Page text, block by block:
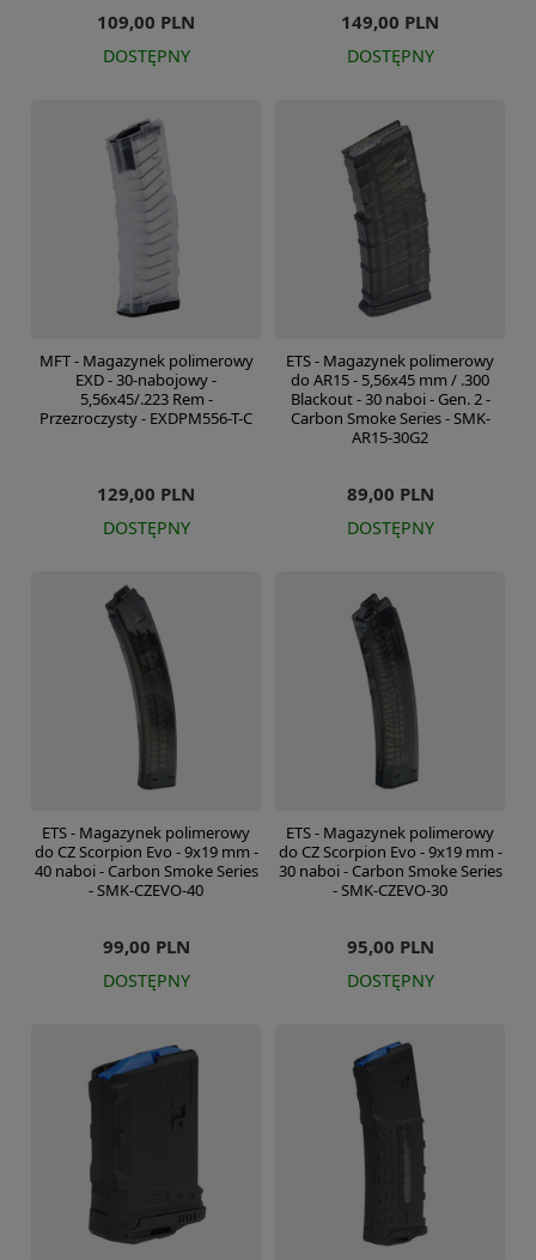
109,00 PLN
DOSTĘPNY
149,00 PLN
DOSTĘPNY
MFT - Magazynek polimerowy
EXD - 30-nabojowy -
5,56x45/.223 Rem -
Przezroczysty - EXDPM556-T-C
129,00 PLN
DOSTĘPNY
ETS - Magazynek polimerowy
do AR15 - 5,56x45 mm / .300
Blackout - 30 naboi - Gen. 2 -
Carbon Smoke Series - SMK-
AR15-30G2
89,00 PLN
DOSTĘPNY
ETS - Magazynek polimerowy
do CZ Scorpion Evo - 9x19 mm -
40 naboi - Carbon Smoke Series
- SMK-CZEVO-40
99,00 PLN
DOSTĘPNY
ETS - Magazynek polimerowy
do CZ Scorpion Evo - 9x19 mm -
30 naboi - Carbon Smoke Series
- SMK-CZEVO-30
95,00 PLN
DOSTĘPNY